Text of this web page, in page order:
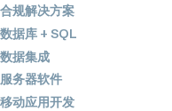
合规解决方案
数据库 + SQL
数据集成
服务器软件
移动应用开发